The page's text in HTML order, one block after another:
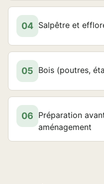
04 Salpêtre et
05 Bois (poutres,
06 Préparation
aménagement